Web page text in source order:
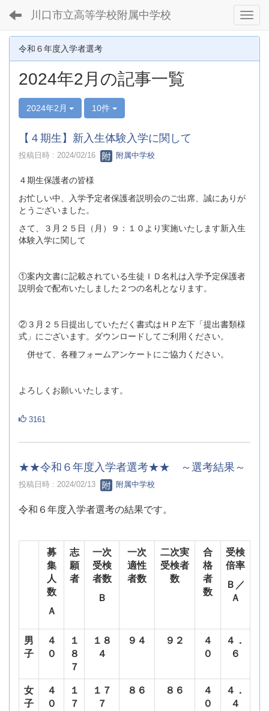
川口市立高等学校附属中学校
令和６年度入学者選考
2024年2月の記事一覧
2024年2月 10件
【４期生】新入生体験入学に関して
投稿日時 : 2024/02/16 附属中学校
４期生保護者の皆様
お忙しい中、入学予定者保護者説明会のご出席、誠にありが
とうございました。
さて、３月２５日（月）９：１０より実施いたします新入生
体験入学に関して
①案内文書に記載されている生徒ＩＤ名札は入学予定保護者
説明会で配布いたしました２つの名札となります。
②３月２５日提出していただく書式はＨＰ左下「提出書類様
式」にございます。ダウンロードしてご利用ください。
併せて、各種フォームアンケートにご協力ください。
よろしくお願いいたします。
3161
★★令和６年度入学者選考★★ ～選考結果～
投稿日時 : 2024/02/13 附属中学校
令和６年度入学者選考の結果です。
募
集
人
数
Ａ
志
願
者
一次
受検
者数
Ｂ
一次
適性
者数
二次実
受検者
数
合
格
者
数
受検
倍率
Ｂ／
Ａ
男
子
４
０
１
８
７
１８
４
９４ ９２
４
０
４．
６
女
子
４
０
１
７
１７
７
８６ ８６
４
０
４．
４